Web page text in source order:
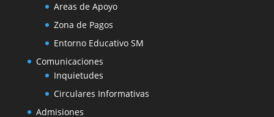
Areas de Apoyo
Zona de Pagos
Entorno Educativo SM
Comunicaciones
Inquietudes
Circulares Informativas
Admisiones